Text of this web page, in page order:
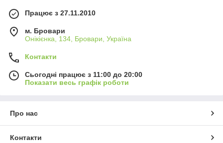
Працює з 27.11.2010
м. Бровари
Онікієнка, 134, Бровари, Україна
Контакти
Сьогодні працює з 11:00 до 20:00
Показати весь графік роботи
Про нас
Контакти